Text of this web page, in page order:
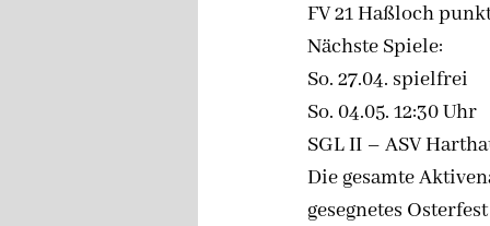
FV 21 Haßloch
Nächste Spiele:
So. 27.04. spielfrei
So. 04.05. 12:30 Uhr
SGL II – ASV
Die gesamte
gesegnetes